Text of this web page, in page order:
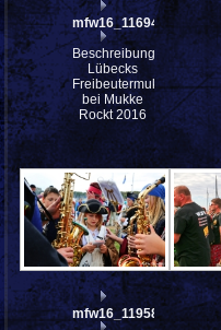
mfw16_116947ww
Beschreibung:
Lübecks
Freibeutermukke
bei Mukke
Rockt 2016
mfw16_119587ww